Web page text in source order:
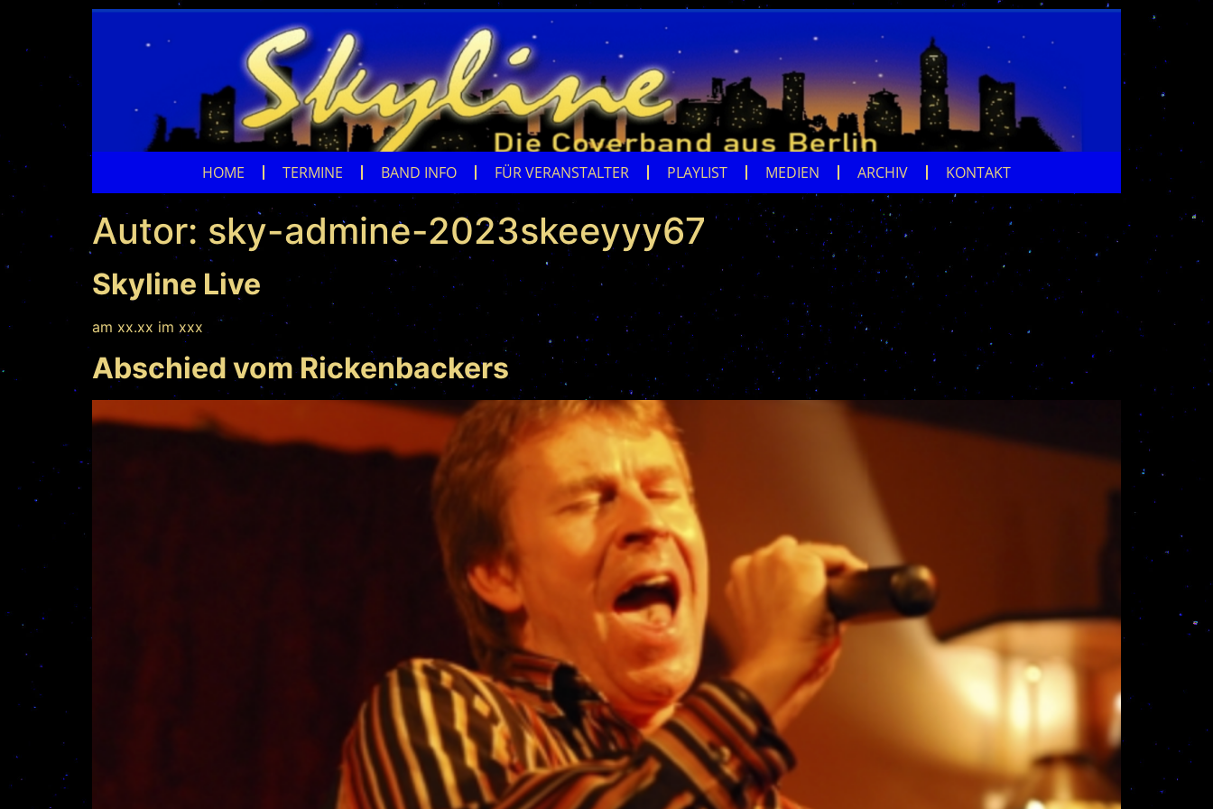
HOME TERMINE BAND INFO FÜR VERANSTALTER PLAYLIST MEDIEN ARCHIV KONTAKT
Autor: sky-admine-2023skeeyyy67
Skyline Live
am xx.xx im xxx
Abschied vom Rickenbackers